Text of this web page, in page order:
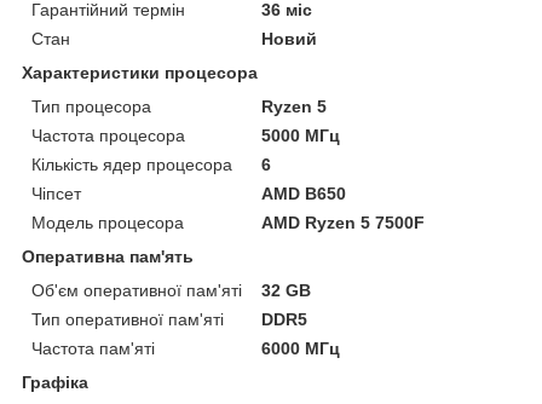
Гарантійний термін
36 міс
Стан
Новий
Характеристики процесора
Тип процесора
Ryzen 5
Частота процесора
5000 МГц
Кількість ядер процесора
6
Чіпсет
AMD B650
Модель процесора
AMD Ryzen 5 7500F
Оперативна пам'ять
Об'єм оперативної пам'яті
32 GB
Тип оперативної пам'яті
DDR5
Частота пам'яті
6000 МГц
Графіка